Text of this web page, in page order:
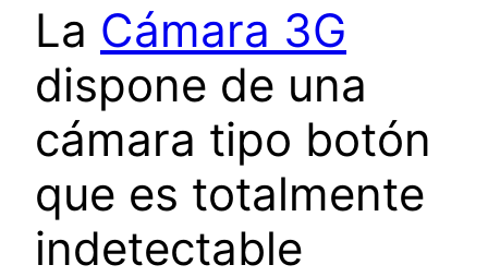
La Cámara 3G
dispone de una
cámara tipo botón
que es totalmente
indetectable